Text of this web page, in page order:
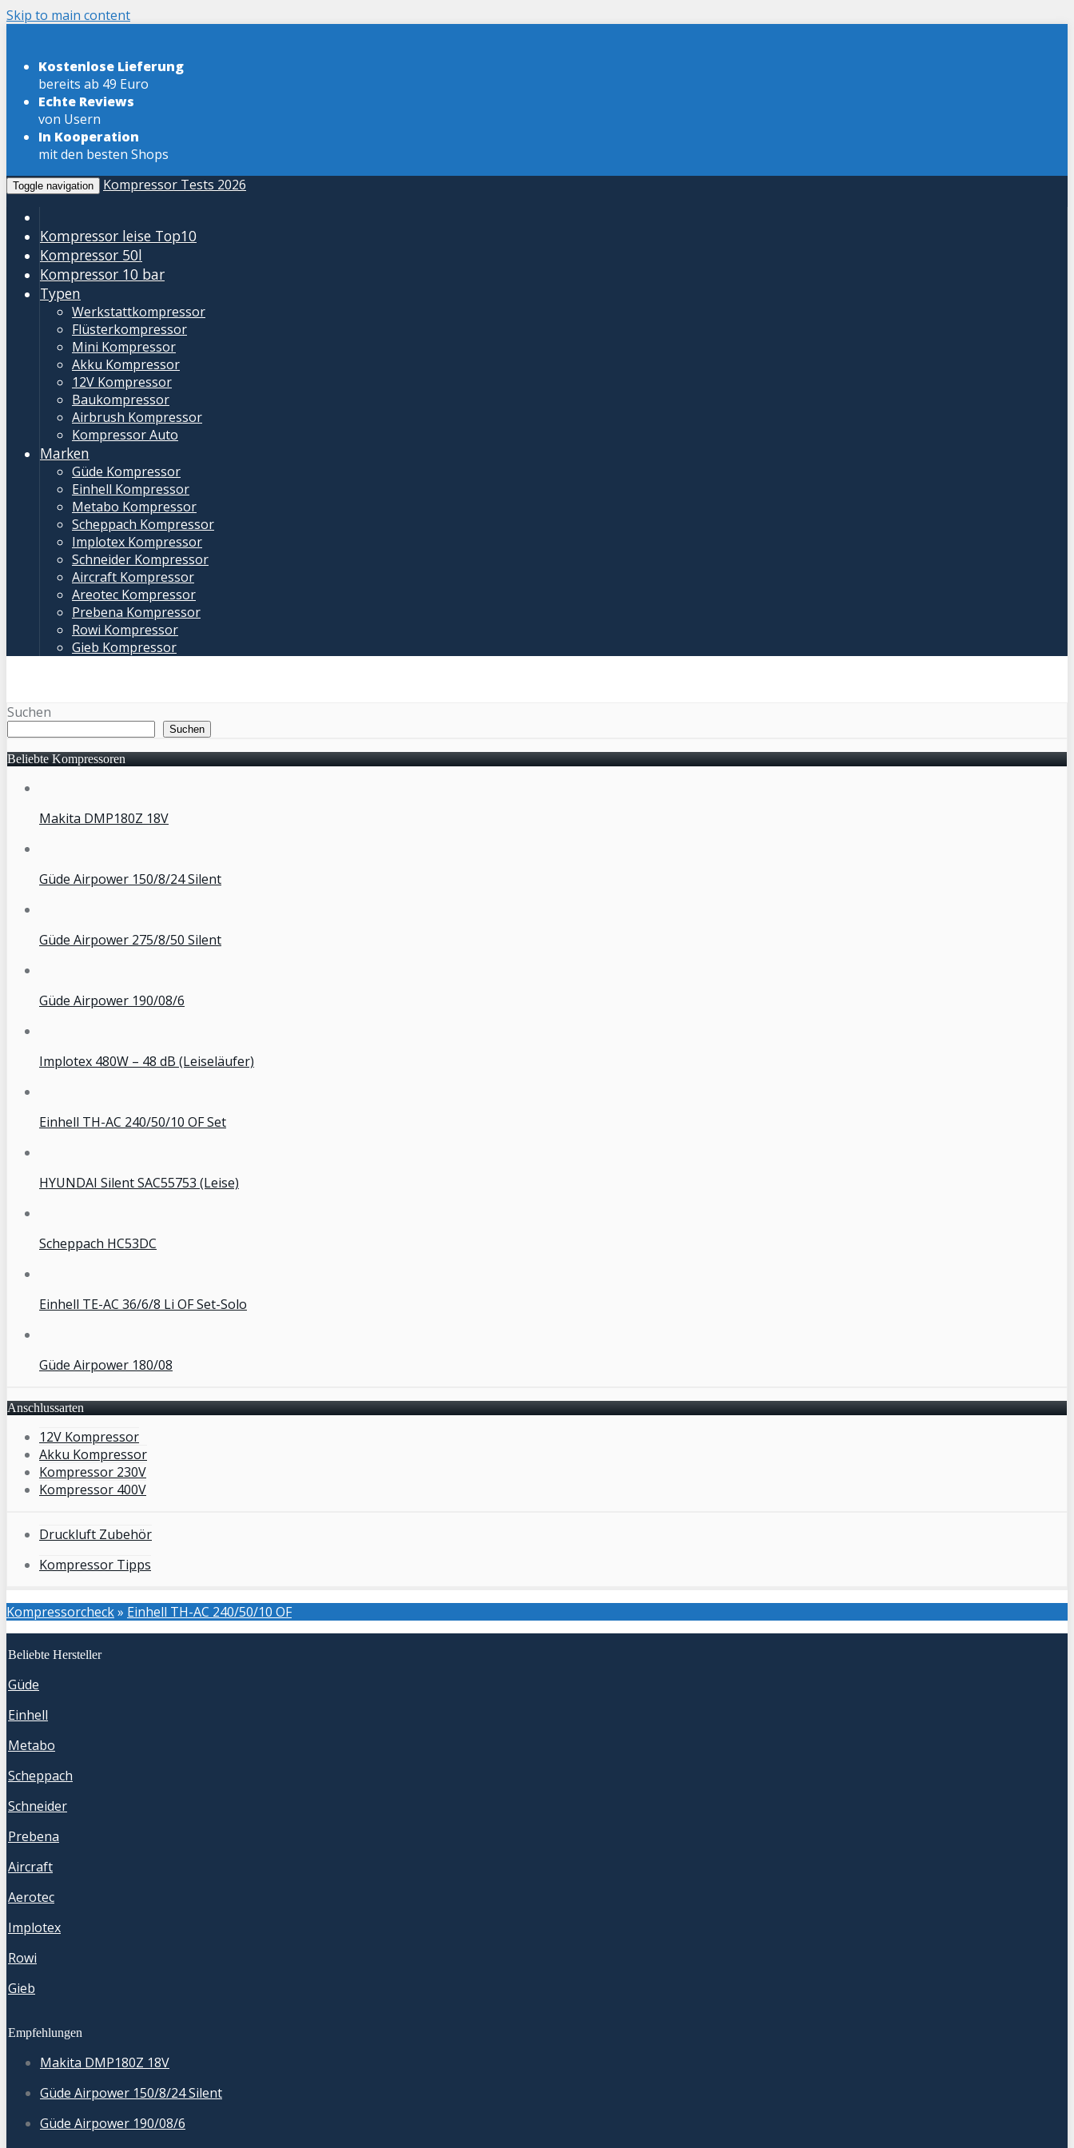
Skip to main content
Kostenlose Lieferung
bereits ab 49 Euro
Echte Reviews
von Usern
In Kooperation
mit den besten Shops
Toggle navigation Kompressor Tests 2026
Kompressor leise Top10
Kompressor 50l
Kompressor 10 bar
Typen
Werkstattkompressor
Flüsterkompressor
Mini Kompressor
Akku Kompressor
12V Kompressor
Baukompressor
Airbrush Kompressor
Kompressor Auto
Marken
Güde Kompressor
Einhell Kompressor
Metabo Kompressor
Scheppach Kompressor
Implotex Kompressor
Schneider Kompressor
Aircraft Kompressor
Areotec Kompressor
Prebena Kompressor
Rowi Kompressor
Gieb Kompressor
Suchen
Suchen
Beliebte Kompressoren
Makita DMP180Z 18V
Güde Airpower 150/8/24 Silent
Güde Airpower 275/8/50 Silent
Güde Airpower 190/08/6
Implotex 480W – 48 dB (Leiseläufer)
Einhell TH-AC 240/50/10 OF Set
HYUNDAI Silent SAC55753 (Leise)
Scheppach HC53DC
Einhell TE-AC 36/6/8 Li OF Set-Solo
Güde Airpower 180/08
Anschlussarten
12V Kompressor
Akku Kompressor
Kompressor 230V
Kompressor 400V
Druckluft Zubehör
Kompressor Tipps
Kompressorcheck» Einhell TH-AC 240/50/10 OF
Beliebte Hersteller
Güde
Einhell
Metabo
Scheppach
Schneider
Prebena
Aircraft
Aerotec
Implotex
Rowi
Gieb
Empfehlungen
Makita DMP180Z 18V
Güde Airpower 150/8/24 Silent
Güde Airpower 190/08/6